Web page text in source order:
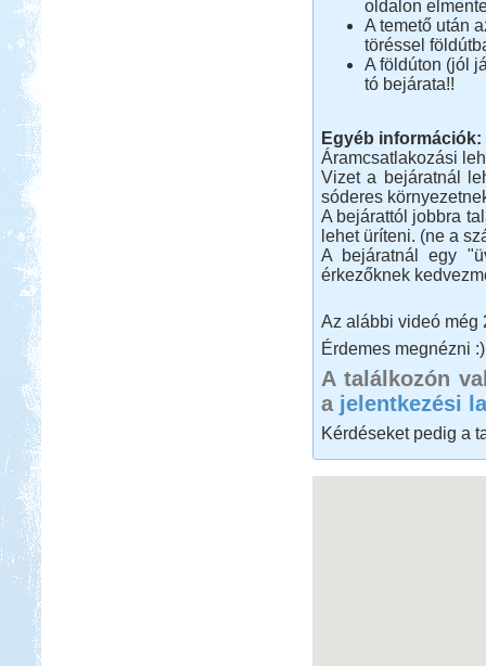
oldalon
A temető után
töréssel
A földúton (jól
tó bejárata!!
Egyéb információk:
Áramcsatlakozási
Vizet a bejáratnál
sóderes
A bejárattól jobbra
lehet üríteni. (ne a
A bejáratnál egy
érkezőknek
Az alábbi videó még
Érdemes megnézni :)
A találkozón
a jelentkezési
Kérdéseket pedig a